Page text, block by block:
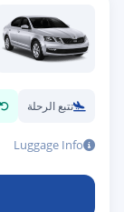
تتبع الرحلة
Luggage Info